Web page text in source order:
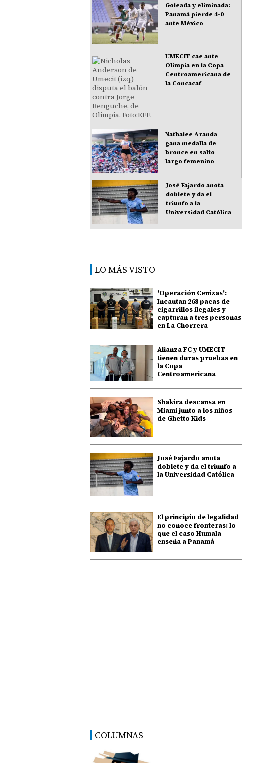
Goleada y eliminada:
Panamá pierde 4-0
ante México
UMECIT cae ante
Olimpia en la Copa
Centroamericana de
la Concacaf
Nathalee Aranda
gana medalla de
bronce en salto
largo femenino
José Fajardo anota
doblete y da el
triunfo a la
Universidad Católica
LO MÁS VISTO
'Operación Cenizas':
Incautan 268 pacas de
cigarrillos ilegales y
capturan a tres personas
en La Chorrera
Alianza FC y UMECIT
tienen duras pruebas en
la Copa
Centroamericana
Shakira descansa en
Miami junto a los niños
de Ghetto Kids
José Fajardo anota
doblete y da el triunfo a
la Universidad Católica
El principio de legalidad
no conoce fronteras: lo
que el caso Humala
enseña a Panamá
COLUMNAS